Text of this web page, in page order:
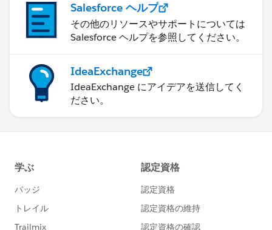
Salesforce ヘルプ
その他のリソースやサポートについては
Salesforce ヘルプを参照してください。
IdeaExchange
IdeaExchange にアイデアを送信してく
ださい。